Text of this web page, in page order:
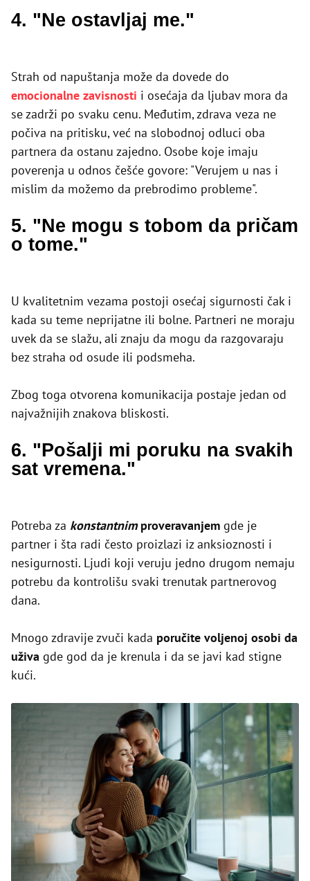
4. "Ne ostavljaj me."
Strah od napuštanja može da dovede do
emocionalne zavisnosti i osećaja da ljubav mora da
se zadrži po svaku cenu. Međutim, zdrava veza ne
počiva na pritisku, već na slobodnoj odluci oba
partnera da ostanu zajedno. Osobe koje imaju
poverenja u odnos češće govore: "Verujem u nas i
mislim da možemo da prebrodimo probleme".
5. "Ne mogu s tobom da pričam
o tome."
U kvalitetnim vezama postoji osećaj sigurnosti čak i
kada su teme neprijatne ili bolne. Partneri ne moraju
uvek da se slažu, ali znaju da mogu da razgovaraju
bez straha od osude ili podsmeha.
Zbog toga otvorena komunikacija postaje jedan od
najvažnijih znakova bliskosti.
6. "Pošalji mi poruku na svakih
sat vremena."
Potreba za konstantnimproveravanjem gde je
partner i šta radi često proizlazi iz anksioznosti i
nesigurnosti. Ljudi koji veruju jedno drugom nemaju
potrebu da kontrolišu svaki trenutak partnerovog
dana.
Mnogo zdravije zvuči kada poručite voljenoj osobi da
uživa gde god da je krenula i da se javi kad stigne
kući.